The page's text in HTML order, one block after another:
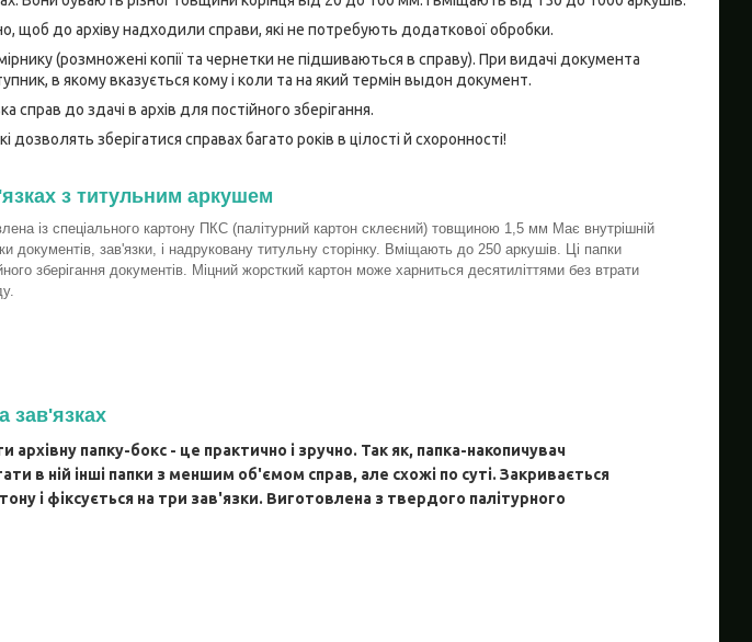
щоб до архіву надходили справи, які не потребують додаткової обробки.
(розмножені копії та чернетки не підшиваються в справу). При видачі документа
в якому вказується кому і коли та на який термін выдон документ.
до здачі в архів для постійного зберігання.
зберігатися справах багато років в цілості й схоронності!
з титульним аркушем
із спеціального картону ПКС (палітурний картон склеєний) товщиною 1,5 мм Має внутрішній
документів, зав'язки, і надруковану титульну сторінку. Вміщають до 250 аркушів. Ці папки
зберігання документів. Міцний жорсткий картон може харниться десятиліттями без втрати
зав'язках
архівну папку-бокс - це практично і зручно. Так як, папка-накопичувач
в ній інші папки з меншим об'ємом справ, але схожі по суті. Закривається
і фіксується на три зав'язки. Виготовлена з твердого палітурного